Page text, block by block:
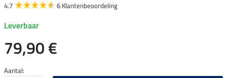
4.7 6 Klantenbeoordeling
Leverbaar
79,90 €
Aantal: